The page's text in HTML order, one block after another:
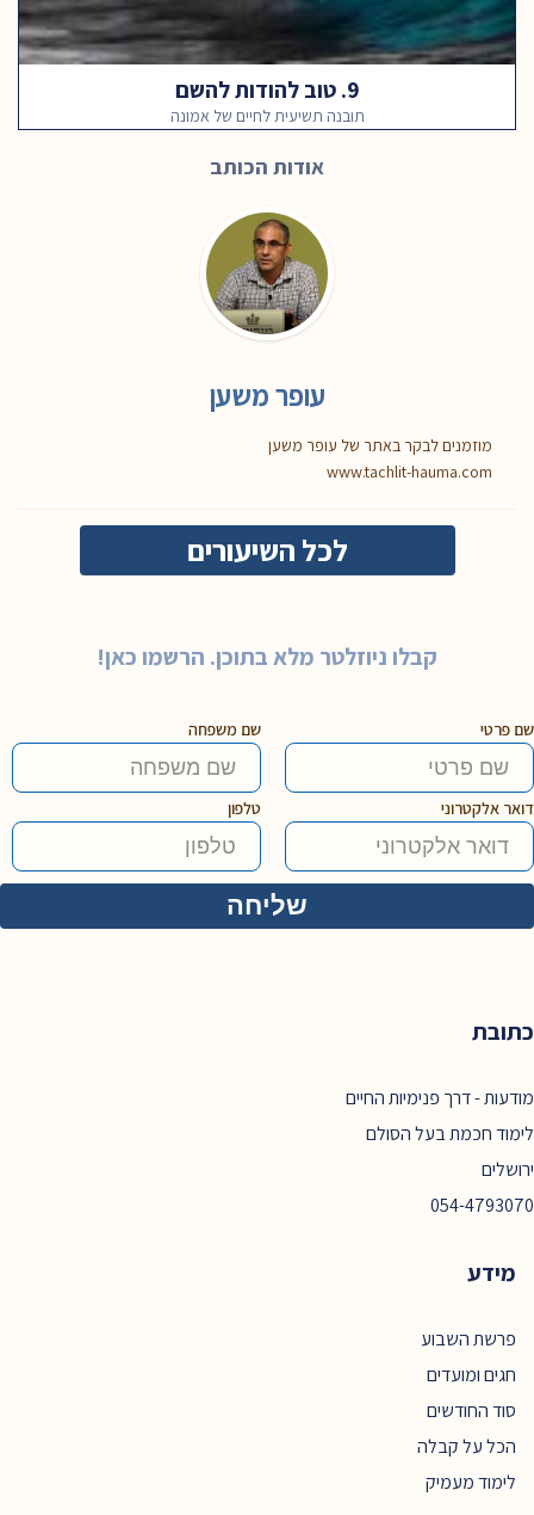
9. טוב להודות להשם
תובנה תשיעית לחיים של אמונה
אודות הכותב
עופר משען
מוזמנים לבקר באתר של עופר משען
www.tachlit-hauma.com
לכל השיעורים
קבלו ניוזלטר מלא בתוכן. הרשמו כאן!
שם פרטי שם משפחה
דואר אלקטרוני טלפון
כתובת
מודעות - דרך פנימיות החיים
לימוד חכמת בעל הסולם
ירושלים
054-4793070
מידע
פרשת השבוע
חגים ומועדים
סוד החודשים
הכל על קבלה
לימוד מעמיק